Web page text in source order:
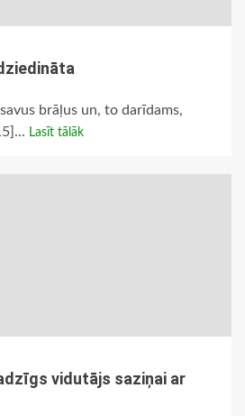
brāļus un, to darīdams,
Lasīt tālāk
vidutājs saziņai ar